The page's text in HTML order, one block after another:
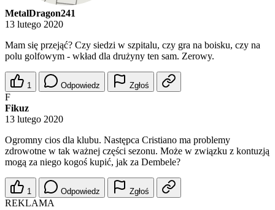
MetalDragon241
13 lutego 2020
Mam się przejąć? Czy siedzi w szpitalu, czy gra na boisku, czy na
polu golfowym - wkład dla drużyny ten sam. Zerowy.
1 Odpowiedz Zgłoś
F
Fikuz
13 lutego 2020
Ogromny cios dla klubu. Następca Cristiano ma problemy
zdrowotne w tak ważnej części sezonu. Może w związku z kontuzją
mogą za niego kogoś kupić, jak za Dembele?
1 Odpowiedz Zgłoś
REKLAMA